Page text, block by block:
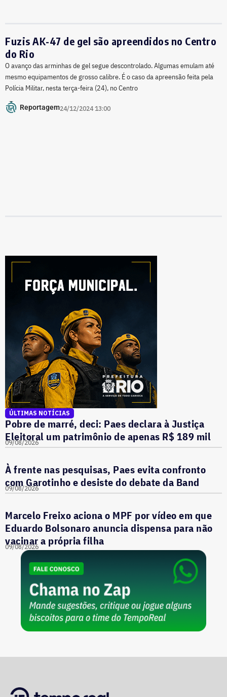
Fuzis AK-47 de gel são apreendidos no Centro
do Rio
O avanço das arminhas de gel segue descontrolado. Algumas emulam até
mesmo equipamentos de grosso calibre. É o caso da apreensão feita pela
Polícia Militar, nesta terça-feira (24), no Centro
Reportagem24/12/2024 13:00
ÚLTIMAS NOTÍCIAS
Pobre de marré, deci: Paes declara à Justiça
Eleitoral um patrimônio de apenas R$ 189 mil
09/08/2026
À frente nas pesquisas, Paes evita confronto
com Garotinho e desiste do debate da Band
09/08/2026
Marcelo Freixo aciona o MPF por vídeo em que
Eduardo Bolsonaro anuncia dispensa para não
vacinar a própria filha
09/08/2026